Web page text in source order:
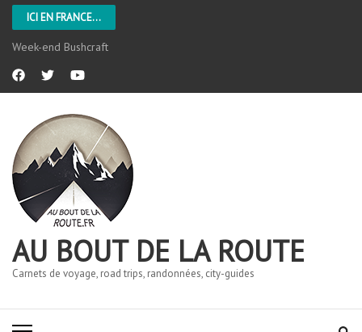
ICI EN FRANCE...
Week-end Bushcraft
AU BOUT DE LA ROUTE
Carnets de voyage, road trips, randonnées, city-guides